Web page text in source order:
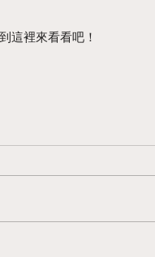
這裡來看看吧！